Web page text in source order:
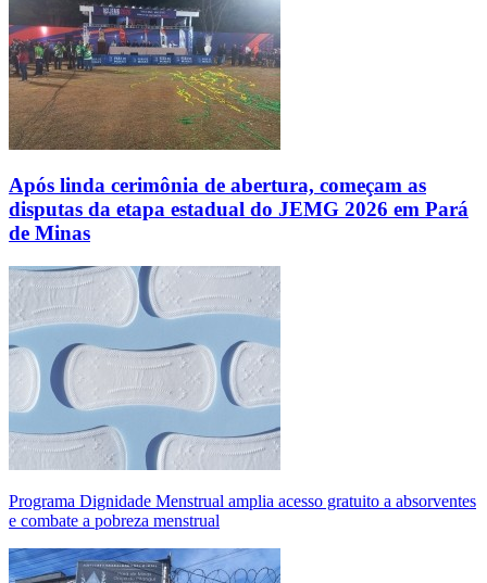
Após linda cerimônia de abertura, começam as
disputas da etapa estadual do JEMG 2026 em Pará
de Minas
Programa Dignidade Menstrual amplia acesso gratuito a absorventes
e combate a pobreza menstrual